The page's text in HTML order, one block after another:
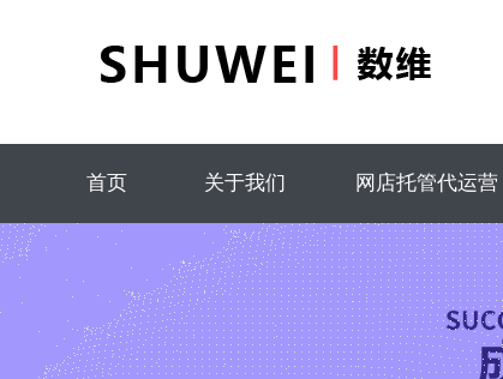
首页 关于我们 网店托管代运营